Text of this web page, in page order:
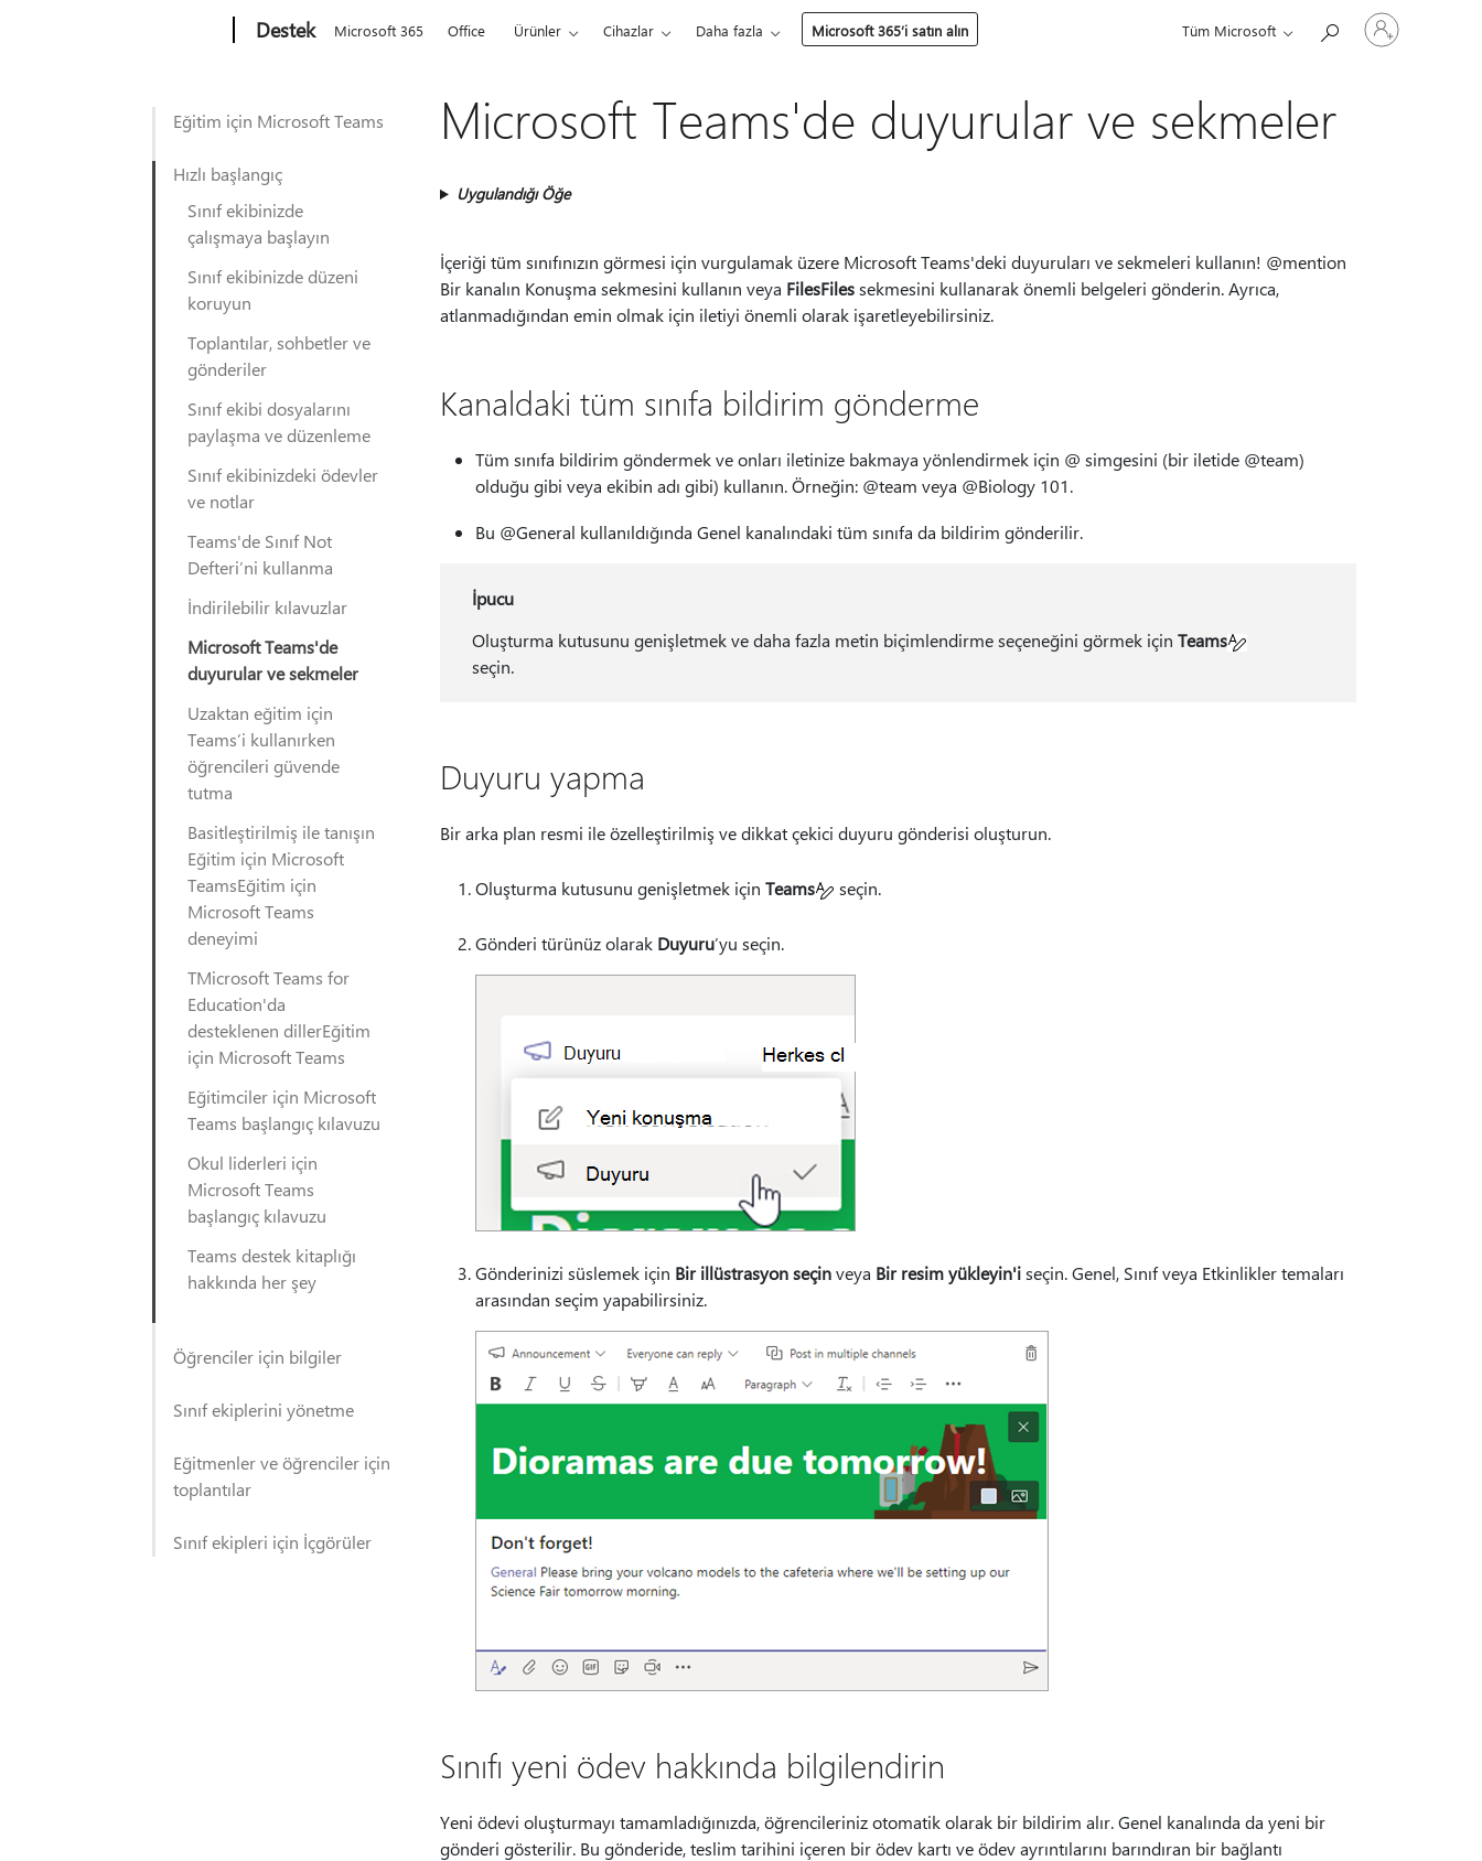
Destek Microsoft 365 Office Ürünler Cihazlar Daha fazla Microsoft 365’i satın alın Tüm Microsoft
Hesabınızda
oturum
açın
Eğitim için Microsoft Teams
Hızlı başlangıç
Sınıf ekibinizde
çalışmaya başlayın
Sınıf ekibinizde düzeni
koruyun
Toplantılar, sohbetler ve
gönderiler
Sınıf ekibi dosyalarını
paylaşma ve düzenleme
Sınıf ekibinizdeki ödevler
ve notlar
Teams'de Sınıf Not
Defteri’ni kullanma
İndirilebilir kılavuzlar
Microsoft Teams'de
duyurular ve sekmeler
Uzaktan eğitim için
Teams’i kullanırken
öğrencileri güvende
tutma
Basitleştirilmiş ile tanışın
Eğitim için Microsoft
TeamsEğitim için
Microsoft Teams
deneyimi
TMicrosoft Teams for
Education'da
desteklenen dillerEğitim
için Microsoft Teams
Eğitimciler için Microsoft
Teams başlangıç kılavuzu
Okul liderleri için
Microsoft Teams
başlangıç kılavuzu
Teams destek kitaplığı
hakkında her şey
Öğrenciler için bilgiler
Sınıf ekiplerini yönetme
Eğitmenler ve öğrenciler için
toplantılar
Sınıf ekipleri için İçgörüler
Microsoft Teams'de duyurular ve sekmeler
Uygulandığı Öğe
İçeriği tüm sınıfınızın görmesi için vurgulamak üzere Microsoft Teams'deki duyuruları ve sekmeleri kullanın! @mention
Bir kanalın Konuşma sekmesini kullanın veya FilesFilessekmesini kullanarak önemli belgeleri gönderin. Ayrıca,
atlanmadığından emin olmak için iletiyi önemli olarak işaretleyebilirsiniz.
Kanaldaki tüm sınıfa bildirim gönderme
Tüm sınıfa bildirim göndermek ve onları iletinize bakmaya yönlendirmek için @ simgesini (bir iletide @team)
olduğu gibi veya ekibin adı gibi) kullanın. Örneğin: @team veya @Biology 101.
Bu @General kullanıldığında Genel kanalındaki tüm sınıfa da bildirim gönderilir.
İpucu
Oluşturma kutusunu genişletmek ve daha fazla metin biçimlendirme seçeneğini görmek içinTeams
seçin.
Duyuru yapma
Bir arka plan resmi ile özelleştirilmiş ve dikkat çekici duyuru gönderisi oluşturun.
Oluşturma kutusunu genişletmek için Teams seçin.
Gönderi türünüz olarak Duyuru’yu seçin.
Gönderinizi süslemek için Bir illüstrasyon seçinveya Bir resim yükleyin'iseçin. Genel, Sınıf veya Etkinlikler temaları
arasından seçim yapabilirsiniz.
Sınıfı yeni ödev hakkında bilgilendirin
Yeni ödevi oluşturmayı tamamladığınızda, öğrencileriniz otomatik olarak bir bildirim alır. Genel kanalında da yeni bir
gönderi gösterilir. Bu gönderide, teslim tarihini içeren bir ödev kartı ve ödev ayrıntılarını barındıran bir bağlantı